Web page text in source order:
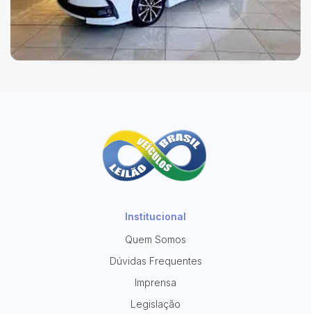
Institucional
Quem Somos
Dúvidas Frequentes
Imprensa
Legislação